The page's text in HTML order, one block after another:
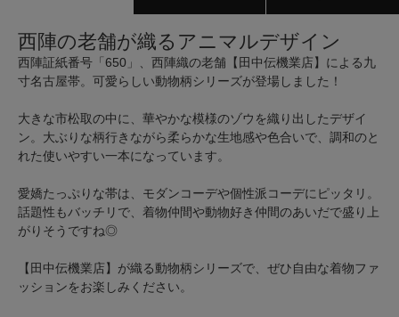
西陣の老舗が織るアニマルデザイン
西陣証紙番号「650」、西陣織の老舗【田中伝機業店】による九
寸名古屋帯。可愛らしい動物柄シリーズが登場しました！
大きな市松取の中に、華やかな模様のゾウを織り出したデザイ
ン。大ぶりな柄行きながら柔らかな生地感や色合いで、調和のと
れた使いやすい一本になっています。
愛嬌たっぷりな帯は、モダンコーデや個性派コーデにピッタリ。
話題性もバッチリで、着物仲間や動物好き仲間のあいだで盛り上
がりそうですね◎
【田中伝機業店】が織る動物柄シリーズで、ぜひ自由な着物ファ
ッションをお楽しみください。